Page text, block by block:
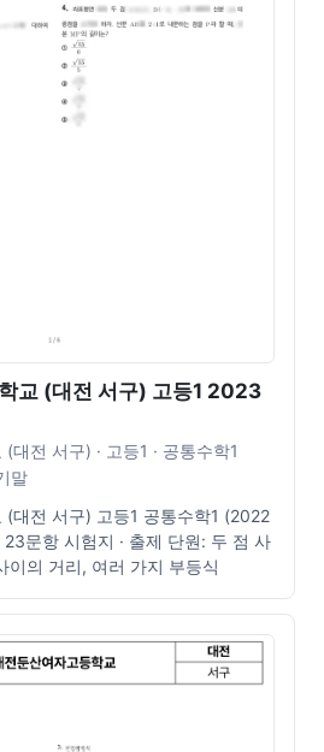
교 (대전 서구) 고등1 2023
대전 서구) · 고등1 · 공통수학1
말
(대전 서구) 고등1 공통수학1 (2022
문항 시험지 · 출제 단원: 두 점 사
이의 거리, 여러 가지 부등식